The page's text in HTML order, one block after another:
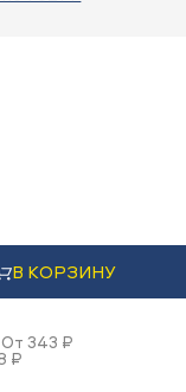
В КОРЗИНУ
343 ₽
₽